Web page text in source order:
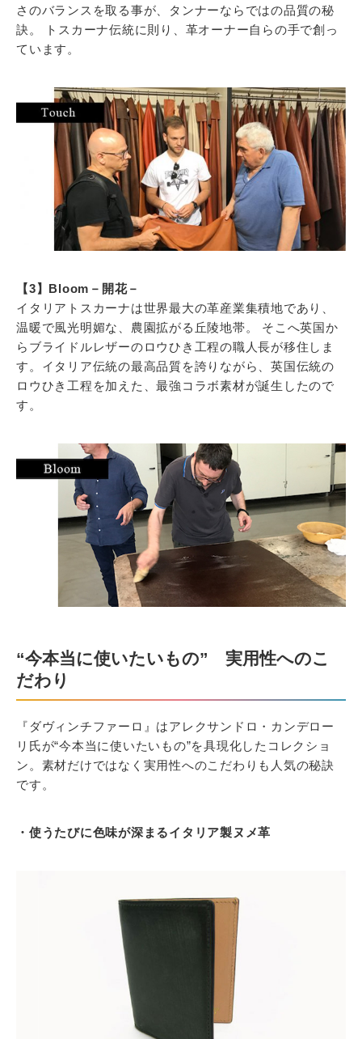
さのバランスを取る事が、タンナーならではの品質の秘
訣。 トスカーナ伝統に則り、革オーナー自らの手で創っ
ています。
【3】Bloom－開花－
イタリアトスカーナは世界最大の革産業集積地であり、
温暖で風光明媚な、農園拡がる丘陵地帯。 そこへ英国か
らブライドルレザーのロウひき工程の職人長が移住しま
す。イタリア伝統の最高品質を誇りながら、英国伝統の
ロウひき工程を加えた、最強コラボ素材が誕生したので
す。
“今本当に使いたいもの” 実用性へのこ
だわり
『ダヴィンチファーロ』はアレクサンドロ・カンデロー
リ氏が“今本当に使いたいもの”を具現化したコレクショ
ン。素材だけではなく実用性へのこだわりも人気の秘訣
です。
・使うたびに色味が深まるイタリア製ヌメ革